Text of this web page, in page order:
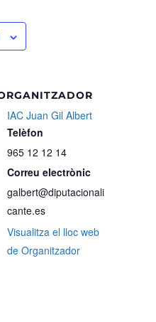
IAC Juan Gil Albert
Telèfon
965 12 12 14
Correu electrònic
galbert@diputacionali
cante.es
Visualitza el lloc web
de Organitzador